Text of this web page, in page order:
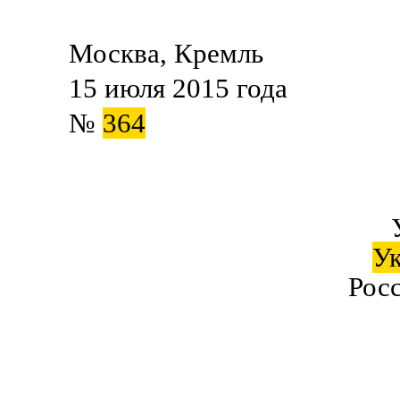
Москва, Кремль
15 июля 2015 года
№ 364